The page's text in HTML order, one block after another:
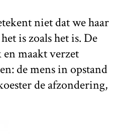
niet dat we haar
is zoals het is. De
maakt verzet
de mens in opstand
de afzondering,